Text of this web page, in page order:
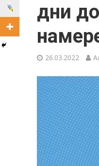
дни
26.03.2022